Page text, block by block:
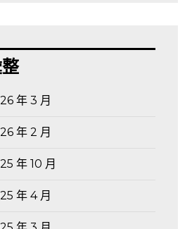
年 3 月
年 2 月
年 10 月
年 4 月